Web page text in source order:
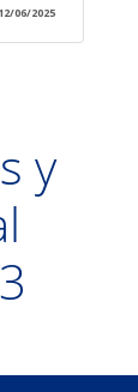
12/06/2025
y